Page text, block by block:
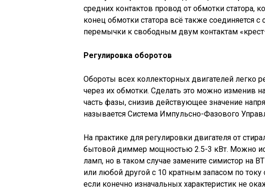
средних контактов провод от обмотки статора,
конец обмотки статора всё также соединяется
перемычки к свободным двум контактам
Регулировка оборотов
Обороты всех коллекторных двигателей легко
через их обмотки. Сделать это можно изменив
часть фазы, снизив действующее значение
называется Система Импульсно-Фазового
На практике для регулировки двигателя от
бытовой диммер мощностью 2.5-3 кВт. Можно
ламп, но в таком случае замените симистор на
или любой другой с 10 кратным запасом по току
если конечно изначальных характеристик не